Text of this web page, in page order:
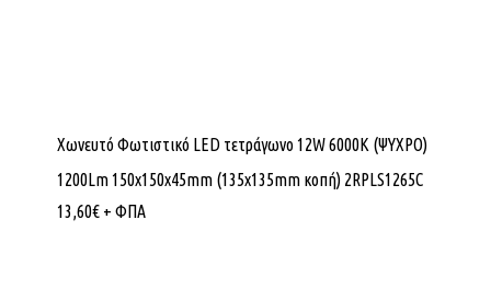
Χωνευτό Φωτιστικό LED τετράγωνο 12W 6000K (ΨΥΧΡΟ)
1200Lm 150x150x45mm (135x135mm κοπή) 2RPLS1265C
13,60€ + ΦΠΑ